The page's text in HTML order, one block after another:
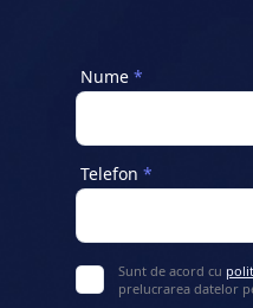
Nume
Telefon
Sunt de acord cu
prelucrarea datelor